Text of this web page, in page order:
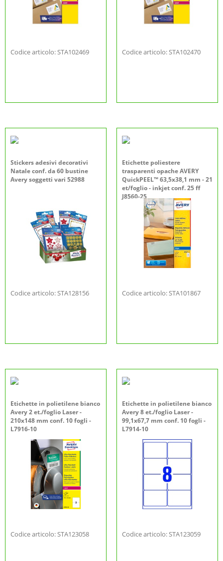
Codice articolo: STA102469 Codice articolo: STA102470
Stickers adesivi decorativi
Natale conf. da 60 bustine
Avery soggetti vari 52988
Codice articolo: STA128156
Etichette poliestere
trasparenti opache AVERY
QuickPEEL™ 63,5x38,1 mm - 21
et/foglio - inkjet conf. 25 ff
J8560-25
Codice articolo: STA101867
Etichette in polietilene bianco
Avery 2 et./foglio Laser -
210x148 mm conf. 10 fogli -
L7916-10
Codice articolo: STA123058
Etichette in polietilene bianco
Avery 8 et./foglio Laser -
99,1x67,7 mm conf. 10 fogli -
L7914-10
Codice articolo: STA123059